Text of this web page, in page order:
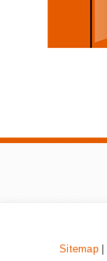
Sitemap